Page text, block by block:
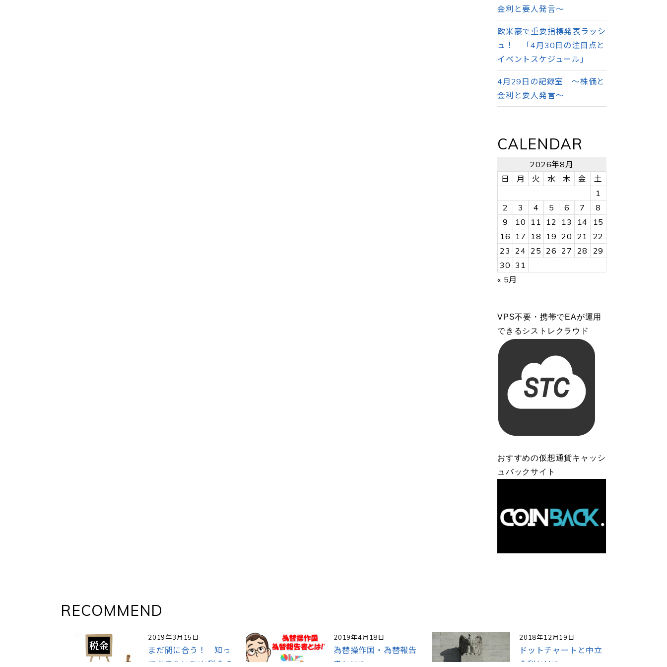
金利と要人発言～
欧米豪で重要指標発表ラッシ
ュ！ 「4月30日の注目点と
イベントスケジュール」
4月29日の記録室 ～株価と
金利と要人発言～
CALENDAR
2026年8月
日
月 火 水 木 金
土
1
2
3 4 5 6 7
8
9
10 11 12 13 14
15
16
17 18 19 20 21
22
23
24 25 26 27 28
29
30 31
« 5月
VPS不要・携帯でEAが運用
できるシストレクラウド
おすすめの仮想通貨キャッシ
ュバックサイト
RECOMMEND
2019年3月15日
まだ間に合う！ 知っ
ておきたいFXと税金の
2019年4月18日
為替操作国・為替報告
書とは!?
2018年12月19日
ドットチャートと中立
金利とは!?